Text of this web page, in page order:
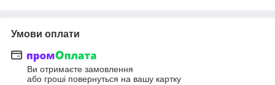
Умови оплати
Ви отримаєте замовлення
або гроші повернуться на вашу картку